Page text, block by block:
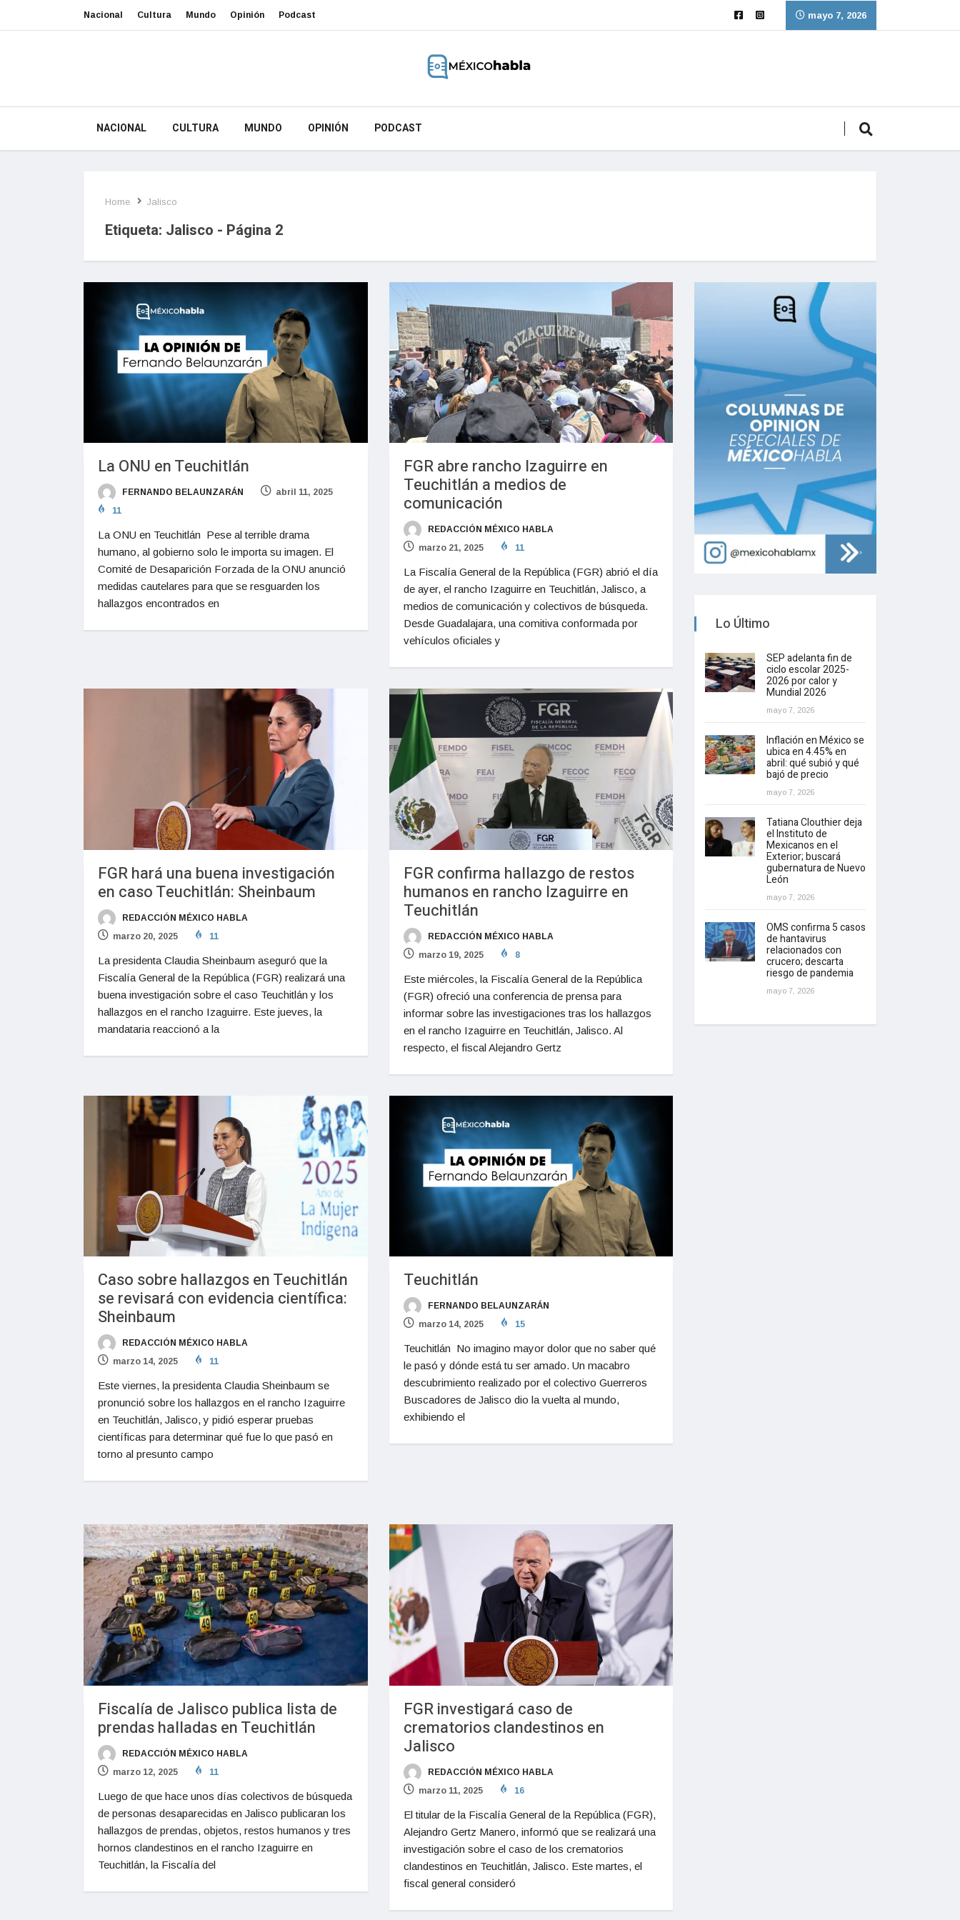
Nacional Cultura Mundo Opinión Podcast mayo 7, 2026
NACIONAL CULTURA MUNDO OPINIÓN PODCAST
Home Jalisco
Etiqueta: Jalisco - Página 2
La ONU en Teuchitlán
FERNANDO BELAUNZARÁN
abril 11, 2025
11
La ONU en Teuchitlán Pese al terrible drama
humano, al gobierno solo le importa su imagen. El
Comité de Desaparición Forzada de la ONU anunció
medidas cautelares para que se resguarden los
hallazgos encontrados en
FGR abre rancho Izaguirre en
Teuchitlán a medios de
comunicación
REDACCIÓN MÉXICO HABLA
marzo 21, 2025
11
La Fiscalía General de la República (FGR) abrió el día
de ayer, el rancho Izaguirre en Teuchitlán, Jalisco, a
medios de comunicación y colectivos de búsqueda.
Desde Guadalajara, una comitiva conformada por
vehículos oficiales y
FGR hará una buena investigación
en caso Teuchitlán: Sheinbaum
REDACCIÓN MÉXICO HABLA
marzo 20, 2025
11
La presidenta Claudia Sheinbaum aseguró que la
Fiscalía General de la República (FGR) realizará una
buena investigación sobre el caso Teuchitlán y los
hallazgos en el rancho Izaguirre. Este jueves, la
mandataria reaccionó a la
FGR confirma hallazgo de restos
humanos en rancho Izaguirre en
Teuchitlán
REDACCIÓN MÉXICO HABLA
marzo 19, 2025
8
Este miércoles, la Fiscalía General de la República
(FGR) ofreció una conferencia de prensa para
informar sobre las investigaciones tras los hallazgos
en el rancho Izaguirre en Teuchitlán, Jalisco. Al
respecto, el fiscal Alejandro Gertz
Caso sobre hallazgos en Teuchitlán
se revisará con evidencia científica:
Sheinbaum
REDACCIÓN MÉXICO HABLA
marzo 14, 2025
11
Este viernes, la presidenta Claudia Sheinbaum se
pronunció sobre los hallazgos en el rancho Izaguirre
en Teuchitlán, Jalisco, y pidió esperar pruebas
científicas para determinar qué fue lo que pasó en
torno al presunto campo
Teuchitlán
FERNANDO BELAUNZARÁN
marzo 14, 2025
15
Teuchitlán No imagino mayor dolor que no saber qué
le pasó y dónde está tu ser amado. Un macabro
descubrimiento realizado por el colectivo Guerreros
Buscadores de Jalisco dio la vuelta al mundo,
exhibiendo el
Fiscalía de Jalisco publica lista de
prendas halladas en Teuchitlán
REDACCIÓN MÉXICO HABLA
marzo 12, 2025
11
Luego de que hace unos días colectivos de búsqueda
de personas desaparecidas en Jalisco publicaran los
hallazgos de prendas, objetos, restos humanos y tres
hornos clandestinos en el rancho Izaguirre en
Teuchitlán, la Fiscalía del
FGR investigará caso de
crematorios clandestinos en
Jalisco
REDACCIÓN MÉXICO HABLA
marzo 11, 2025
16
El titular de la Fiscalía General de la República (FGR),
Alejandro Gertz Manero, informó que se realizará una
investigación sobre el caso de los crematorios
clandestinos en Teuchitlán, Jalisco. Este martes, el
fiscal general consideró
Lo Último
SEP adelanta fin de
ciclo escolar 2025-
2026 por calor y
Mundial 2026
mayo 7, 2026
Inflación en México se
ubica en 4.45% en
abril: qué subió y qué
bajó de precio
mayo 7, 2026
Tatiana Clouthier deja
el Instituto de
Mexicanos en el
Exterior; buscará
gubernatura de Nuevo
León
mayo 7, 2026
OMS confirma 5 casos
de hantavirus
relacionados con
crucero; descarta
riesgo de pandemia
mayo 7, 2026